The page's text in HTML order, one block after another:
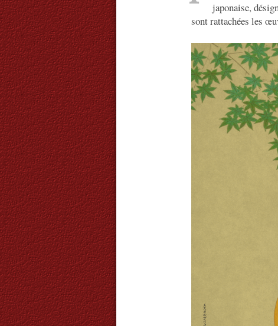
japonaise,
sont rattachées les